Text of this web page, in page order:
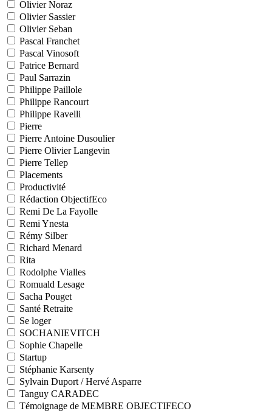
Olivier Noraz
Olivier Sassier
Olivier Seban
Pascal Franchet
Pascal Vinosoft
Patrice Bernard
Paul Sarrazin
Philippe Paillole
Philippe Rancourt
Philippe Ravelli
Pierre
Pierre Antoine Dusoulier
Pierre Olivier Langevin
Pierre Tellep
Placements
Productivité
Rédaction ObjectifEco
Remi De La Fayolle
Remi Ynesta
Rémy Silber
Richard Menard
Rita
Rodolphe Vialles
Romuald Lesage
Sacha Pouget
Santé Retraite
Se loger
SOCHANIEVITCH
Sophie Chapelle
Startup
Stéphanie Karsenty
Sylvain Duport / Hervé Asparre
Tanguy CARADEC
Témoignage de MEMBRE OBJECTIFECO